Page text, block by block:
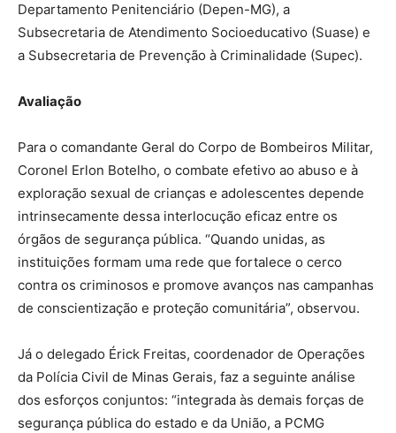
Departamento Penitenciário (Depen-MG), a
Subsecretaria de Atendimento Socioeducativo (Suase) e
a Subsecretaria de Prevenção à Criminalidade (Supec).
Avaliação
Para o comandante Geral do Corpo de Bombeiros Militar,
Coronel Erlon Botelho, o combate efetivo ao abuso e à
exploração sexual de crianças e adolescentes depende
intrinsecamente dessa interlocução eficaz entre os
órgãos de segurança pública. “Quando unidas, as
instituições formam uma rede que fortalece o cerco
contra os criminosos e promove avanços nas campanhas
de conscientização e proteção comunitária”, observou.
Já o delegado Érick Freitas, coordenador de Operações
da Polícia Civil de Minas Gerais, faz a seguinte análise
dos esforços conjuntos: “integrada às demais forças de
segurança pública do estado e da União, a PCMG